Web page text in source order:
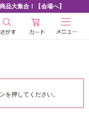
品大集合！【会場へ】
を押してください。